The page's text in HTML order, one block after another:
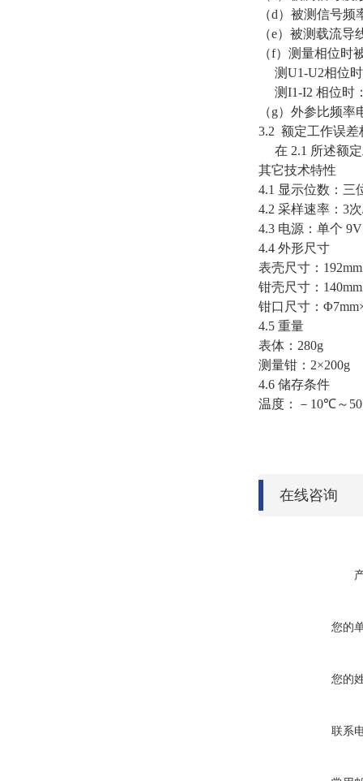
（d）被测信号频
（e）被测载流导
（f）测量相位时
测U1-U2相位
测I1-I2 相位时
（g）外参比频率
3.2 额定工作误差
在 2.1 所述额
其它技术特性
4.1 显示位数：三
4.2 采样速率： 3次
4.3 电源：单个
4.4 外形尺寸
表壳尺寸：
钳壳尺寸：
钳口尺寸：
4.5 重量
表体： 280g
测量钳： 2×200g
4.6 储存条件
温度：－ 10℃～
在线咨询
您的
您的
联系